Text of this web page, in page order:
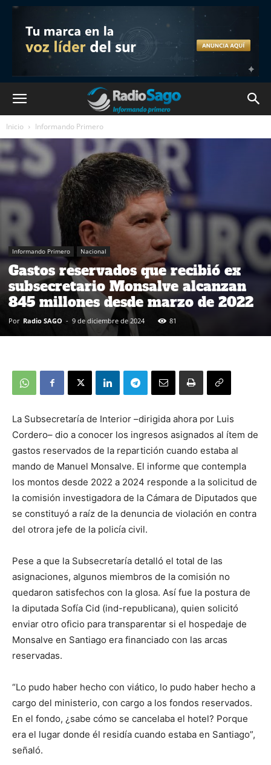
Inicio Informando Primero
Informando Primero Nacional
Gastos reservados que recibió ex
subsecretario Monsalve alcanzan
845 millones desde marzo de 2022
Por Radio SAGO - 9 de diciembre de 2024 81
La Subsecretaría de Interior –dirigida ahora por Luis
Cordero– dio a conocer los ingresos asignados al ítem de
gastos reservados de la repartición cuando estaba al
mando de Manuel Monsalve. El informe que contempla
los montos desde 2022 a 2024 responde a la solicitud de
la comisión investigadora de la Cámara de Diputados que
se constituyó a raíz de la denuncia de violación en contra
del otrora jefe de la policía civil.
Pese a que la Subsecretaría detalló el total de las
asignaciones, algunos miembros de la comisión no
quedaron satisfechos con la glosa. Así fue la postura de
la diputada Sofía Cid (ind-republicana), quien solicitó
enviar otro oficio para transparentar si el hospedaje de
Monsalve en Santiago era financiado con las arcas
reservadas.
“Lo pudo haber hecho con viático, lo pudo haber hecho a
cargo del ministerio, con cargo a los fondos reservados.
En el fondo, ¿sabe cómo se cancelaba el hotel? Porque
era el lugar donde él residía cuando estaba en Santiago”,
señaló.